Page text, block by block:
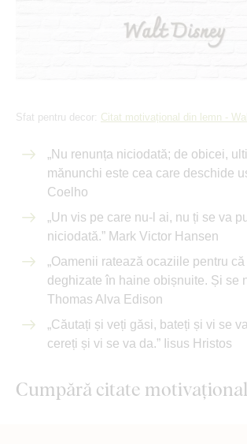
Sfat pentru decor: Citat motivațional din lemn -
„Nu renunța niciodată; de obicei,
mănunchi este cea care deschide
Coelho
„Un vis pe care nu-l ai, nu ți se va
niciodată.” Mark Victor Hansen
„Oamenii ratează ocaziile pentru
deghizate în haine obișnuite. Și se
Thomas Alva Edison
„Căutați și veți găsi, bateți și vi se
cereți și vi se va da.” Iisus Hristos
Cumpără citate